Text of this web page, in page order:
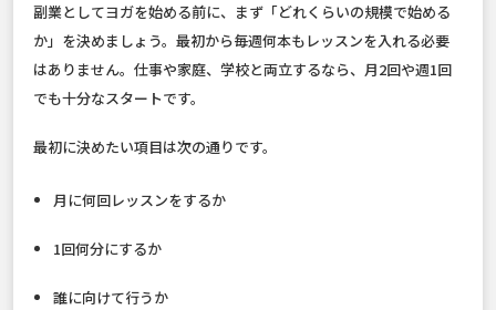
副業としてヨガを始める前に、まず「どれくらいの規模で始める
か」を決めましょう。最初から毎週何本もレッスンを入れる必要
はありません。仕事や家庭、学校と両立するなら、月2回や週1回
でも十分なスタートです。
最初に決めたい項目は次の通りです。
月に何回レッスンをするか
1回何分にするか
誰に向けて行うか